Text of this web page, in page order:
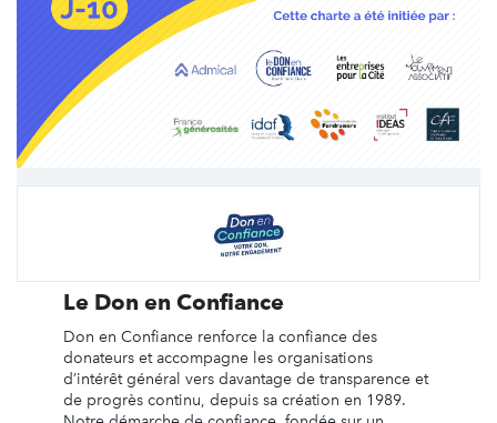
Le Don en Confiance
Don en Confiance renforce la confiance des
donateurs et accompagne les organisations
d’intérêt général vers davantage de transparence et
de progrès continu, depuis sa création en 1989.